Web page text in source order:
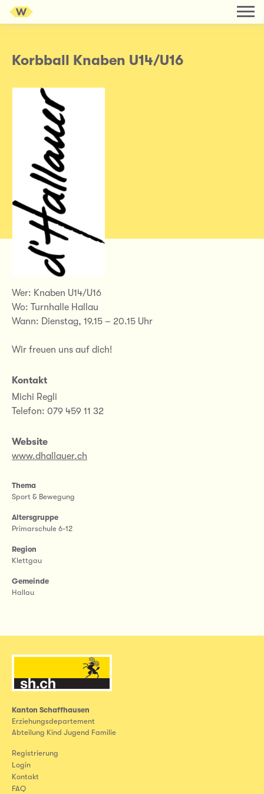
Korbball Knaben U14/U16
Wer: Knaben U14/U16
Wo: Turnhalle Hallau
Wann: Dienstag, 19.15 – 20.15 Uhr
Wir freuen uns auf dich!
Kontakt
Michi Regli
Telefon: 079 459 11 32
Website
www.dhallauer.ch
Thema
Sport & Bewegung
Altersgruppe
Primarschule 6-12
Region
Klettgau
Gemeinde
Hallau
Kanton Schaffhausen
Erziehungsdepartement
Abteilung Kind Jugend Familie
Registrierung
Login
Kontakt
FAQ